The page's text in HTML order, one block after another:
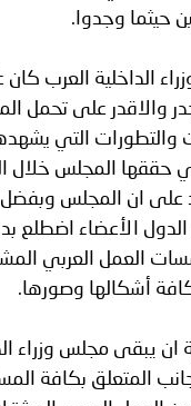
حيثما وجدوا.
الداخلية العرب كان
والاقدر على تحمل
والتطورات التي
حققها المجلس خلال
على ان المجلس وبفضل
الدول الأعضاء اضطلع
العمل العربي
أشكالها وصورها.
يبقى مجلس وزراء
المتعلق بكافة